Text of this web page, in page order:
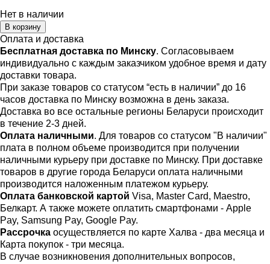
Нет в наличии
В корзину
Оплата и доставка
Бесплатная доставка по Минску. Согласовываем
индивидуально с каждым заказчиком удобное время и дату
доставки товара.
При заказе товаров со статусом “есть в наличии” до 16
часов доставка по Минску возможна в день заказа.
Доставка во все остальные регионы Беларуси происходит
в течение 2-3 дней.
Оплата наличными. Для товаров со статусом "В наличии"
плата в полном объеме производится при получении
наличными курьеру при доставке по Минску. При доставке
товаров в другие города Беларуси оплата наличными
производится наложенным платежом курьеру.
Оплата банковской картой Visa, Master Card, Maestro,
Белкарт. А также можете оплатить смартфонами - Apple
Pay, Samsung Pay, Google Pay.
Рассрочка осуществляется по карте Халва - два месяца и
Карта покупок - три месяца.
В случае возникновения дополнительных вопросов,